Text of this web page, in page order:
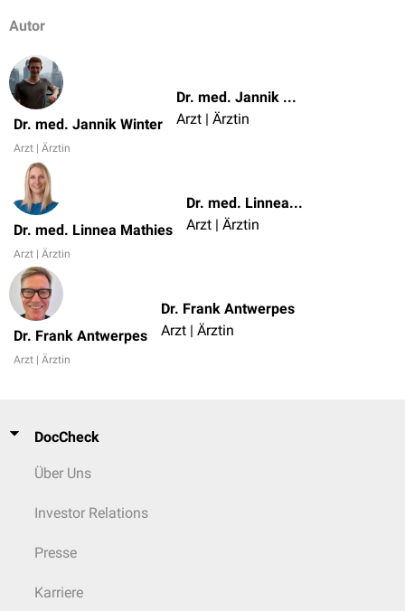
Autor
Dr. med. Jannik Winter
Arzt | Ärztin
Dr. med. Jannik Winter
Arzt | Ärztin
Dr. med. Linnea Mathies
Arzt | Ärztin
Dr. med. Linnea Mathies
Arzt | Ärztin
Dr. Frank Antwerpes
Arzt | Ärztin
Dr. Frank Antwerpes
Arzt | Ärztin
DocCheck
Über Uns
Investor Relations
Presse
Karriere